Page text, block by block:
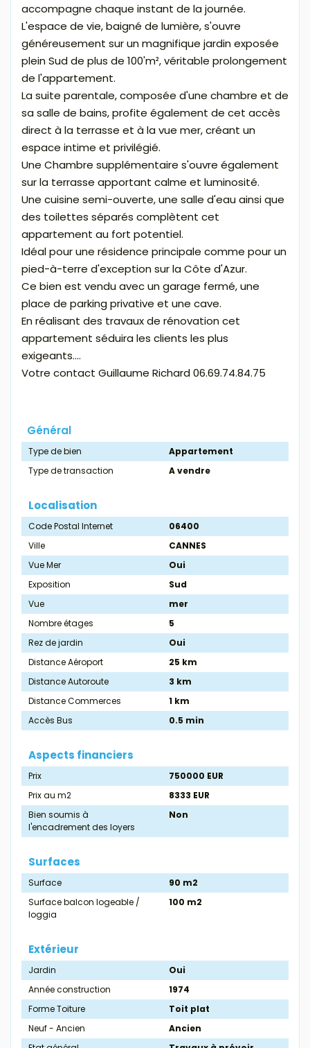
accompagne chaque instant de la journée.
L'espace de vie, baigné de lumière, s'ouvre
généreusement sur un magnifique jardin exposée
plein Sud de plus de 100'm², véritable prolongement
de l'appartement.
La suite parentale, composée d'une chambre et de
sa salle de bains, profite également de cet accès
direct à la terrasse et à la vue mer, créant un
espace intime et privilégié.
Une Chambre supplémentaire s'ouvre également
sur la terrasse apportant calme et luminosité.
Une cuisine semi-ouverte, une salle d'eau ainsi que
des toilettes séparés complètent cet
appartement au fort potentiel.
Idéal pour une résidence principale comme pour un
pied-à-terre d'exception sur la Côte d'Azur.
Ce bien est vendu avec un garage fermé, une
place de parking privative et une cave.
En réalisant des travaux de rénovation cet
appartement séduira les clients les plus
exigeants....
Votre contact Guillaume Richard 06.69.74.84.75
Général
Type de bien
Appartement
Type de transaction
A vendre
Localisation
Code Postal Internet
06400
Ville
CANNES
Vue Mer
Oui
Exposition
Sud
Vue
mer
Nombre étages
5
Rez de jardin
Oui
Distance Aéroport
25 km
Distance Autoroute
3 km
Distance Commerces
1 km
Accès Bus
0.5 min
Aspects financiers
Prix
750000 EUR
Prix au m2
8333 EUR
Bien soumis à
l'encadrement des loyers
Non
Surfaces
Surface
90 m2
Surface balcon logeable /
loggia
100 m2
Extérieur
Jardin
Oui
Année construction
1974
Forme Toiture
Toit plat
Neuf - Ancien
Ancien